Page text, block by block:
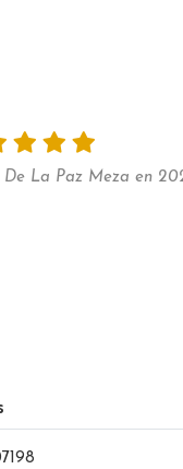
De La Paz Meza en